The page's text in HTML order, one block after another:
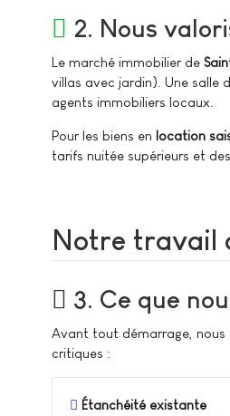
2. Nous
Le marché immobilier de
villas avec jardin). Une salle
agents immobiliers locaux.
Pour les biens en location
tarifs nuitée supérieurs et
Notre travail
3. Ce que
Avant tout démarrage, nous
critiques :
Étanchéité existante